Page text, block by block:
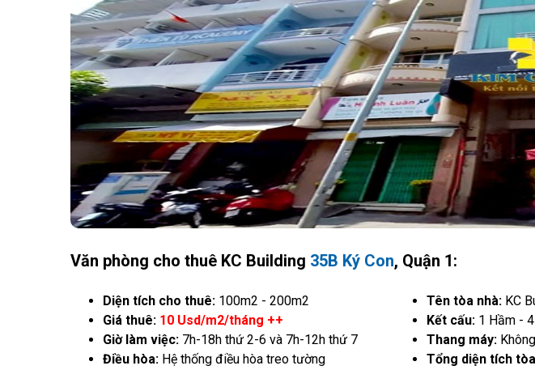
Văn phòng cho thuê KC Building 35B Ký Con, Quận 1:
Diện tích cho thuê: 100m2 - 200m2
Giá thuê: 10 Usd/m2/tháng ++
Giờ làm việc: 7h-18h thứ 2-6 và 7h-12h thứ 7
Điều hòa: Hệ thống điều hòa treo tường
Tên tòa nhà: KC
Kết cấu: 1 Hầm -
Thang máy:
Tổng diện tích